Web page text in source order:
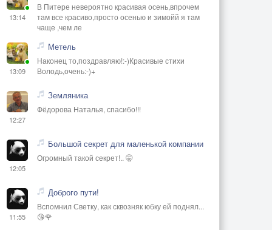
13:14
В Питере невероятно красивая осень,впрочем
там все красиво,просто осенью и зимойй я там
чаще ,чем ле
13:09
Метель
Наконец то,поздравляю!:-)Красивые стихи
Володь,очень:-)+
12:27
Земляника
Фёдорова Наталья, спасибо!!!
12:05
Большой секрет для маленькой компании
Огромный такой секрет!.. 🤫
11:55
Доброго пути!
Вспомнил Светку, как сквозняк юбку ей поднял...
😘🌹